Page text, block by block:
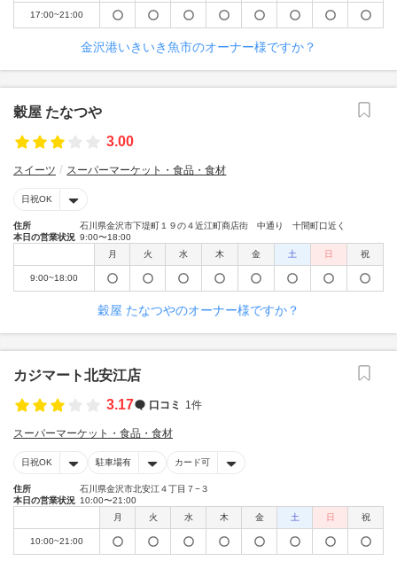
17:00~21:00
金沢港いきいき魚市のオーナー様ですか？
穀屋 たなつや
3.00
スイーツ スーパーマーケット・食品・食材
日祝OK
住所
石川県金沢市下堤町１９の４近江町商店街 中通り 十間町口近く
本日の営業状況 9:00〜18:00
月
火 水 木 金 土 日 祝
9:00~18:00
穀屋 たなつやのオーナー様ですか？
カジマート北安江店
3.17
口コミ 1件
スーパーマーケット・食品・食材
日祝OK 駐車場有 カード可
住所
石川県金沢市北安江４丁目７−３
本日の営業状況 10:00〜21:00
月
火 水 木 金 土 日 祝
10:00~21:00